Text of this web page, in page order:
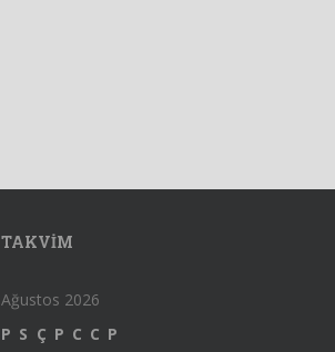
TAKVIM
Ağustos 2026
P S Ç P C C P